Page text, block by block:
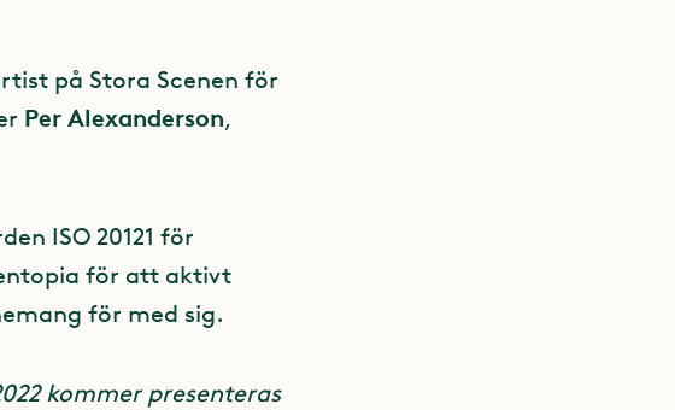
på Stora Scenen för
Per Alexanderson,
ISO 20121 för
för att aktivt
för med sig.
kommer presenteras